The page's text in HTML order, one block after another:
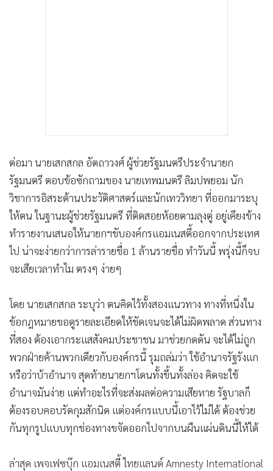
ต่อมา นายเสกสกล อัตถาวงศ์ ผู้ช่วยรัฐมนตรีประจำนายก
รัฐมนตรี ตอบข้อซักถามของ นายเทพมนตรี ลิมปพยอม นัก
วิชาการอิสระด้านประวัติศาสตร์และนักเทววิทยา ที่ออกมาระบุ
ให้ตน ในฐานะผู้ช่วยรัฐมนตรี ที่ติดสอยห้อยตามลุงตู่ อยู่เคียงข้าง
ทำรายงานเสนอให้นายกฯขับองค์กรแอมเนสตี้ออกจากประเทศ
ไป น่าจะง่ายกว่าการล่ารายชื่อ 1 ล้านรายชื่อ ทำวันนี้ พรุ่งนี้ก็จบ
จะเสียเวลาทำไม ตรงๆ ง่ายๆ
โดย นายเสกสกล ระบุว่า ตนคิดไว้ทั้งสองแนวทาง ทางที่หนึ่งใน
ข้อกฎหมายขอดูรายละเอียดให้ชัดเจนจะได้ไม่ผิดพลาด ส่วนทาง
ที่สอง ต้องเอากระแสสังคมประชาชน มาช่วยกดดัน จะได้ไม่ถูก
พวกฝ่ายค้านพวกเดียวกับองค์กรนี้ รุมถล่มว่า ใช้อำนาจรัฐรังแก
หรือว่าบ้าอำนาจ สุดท้ายนายกฯโดนทั้งขึ้นทั้งล่อง คิดจะใช้
อำนาจมันง่าย แต่ทำอะไรที่จะส่งผลต่อความเสียหาย รัฐบาลก็
ต้องรอบคอบรัดกุมสักนิด แต่องค์กรแบบนี้เอาไว้ไม่ได้ ต้องช่วย
กันทุกรูปแบบทุกช่องทางขจัดออกไปจากบนผืนแผ่นดินนี้ให้ได้
ล่าสุด เพจเฟซบุ๊ก แอมเนสตี้ ไทยแลนด์ Amnesty International